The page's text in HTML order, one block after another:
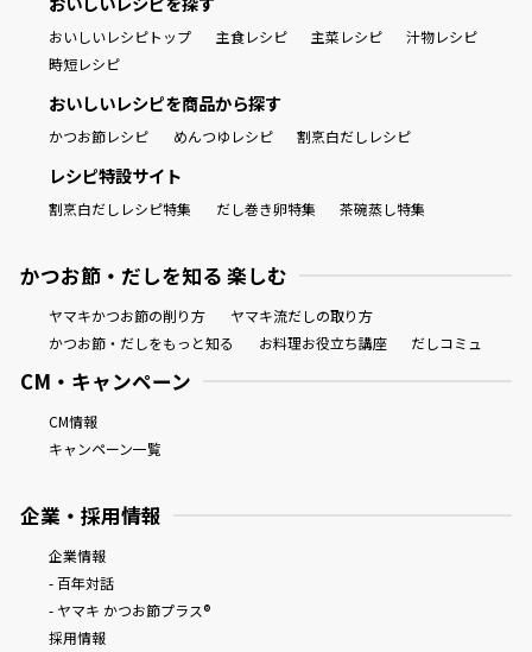
おいしいレシピトップ 主食レシピ 主菜レシピ
汁物レシピ
時短レシピ
おいしいレシピを商品から探す
かつお節レシピ めんつゆレシピ 割烹白だしレシピ
レシピ特設サイト
割烹白だしレシピ特集 だし巻き卵特集 茶碗蒸し特集
かつお節・だしを知る 楽しむ
ヤマキかつお節の削り方
ヤマキ流だしの取り方
かつお節・だしをもっと知る
お料理お役立ち講座 だしコミュ
CM・キャンペーン
CM情報
キャンペーン一覧
企業・採用情報
企業情報
- 百年対話
- ヤマキ かつお節プラス®
採用情報